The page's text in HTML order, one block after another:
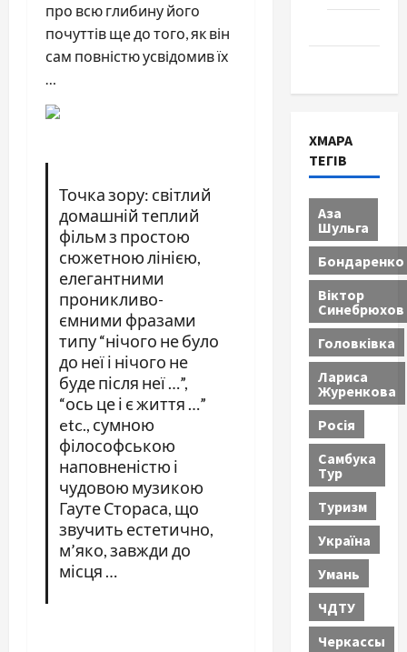
про всю глибину його
почуттів ще до того, як він
сам повністю усвідомив їх
…
Точка зору: світлий
домашній теплий
фільм з простою
сюжетною лінією,
елегантними
проникливо-
ємними фразами
типу “нічого не було
до неї і нічого не
буде після неї …”,
“ось це і є життя …”
etc., сумною
філософською
наповненістю і
чудовою музикою
Гауте Стораса, що
звучить естетично,
м’яко, завжди до
місця …
ХМАРА
ТЕГІВ
Аза
Шульга
Бондаренко
Віктор
Синебрюхов
Головківка
Лариса
Журенкова
Росія
Самбука
Тур
Туризм
Україна
Умань
ЧДТУ
Черкассы